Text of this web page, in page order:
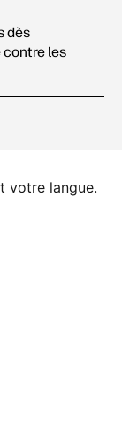
dès
contre les
votre langue.